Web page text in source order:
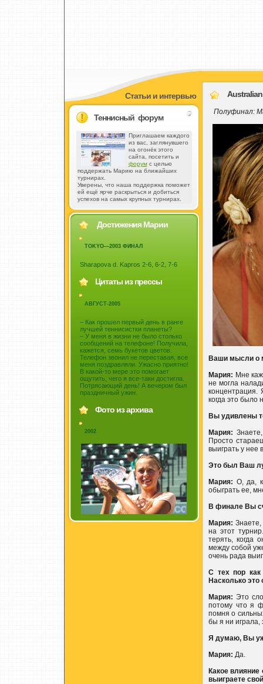
Статьи и интервью
Теннисный форум
Приглашаем каждого
из вас, заглянувшего
на огонёк этого
сайта, посетить и
форумс целью
поддержать Марию на ближайших
турнирах.
Уверены, что наша поддержка поможет
ей ещё ярче раскрыться и добиться
успехов на самых крупных турнирах.
Достижения Марии
TOKYO—2003 ФИНАЛ
Sharapova d. Kapros 2-6, 6-2, 7-6
Цитаты из прессы
АВГУСТ-2005
– Как прошел первый день в ранге
лучшей теннисистки планеты?
– У меня в жизни не было столько
сообщений на телефоне! Получила,
кажется, семь букетов цветов.
Телефон звонил не переставая, все
меня поздравляли. Ужасно приятно!
В какой-то мере это помогает
ощутить, чего я все-таки достигла.
Потрясающий день! А вечером был
праздничный ужин.
Фото из архива
2002
Australian
Полуфинал:
Ваши мысли о
Мария: Мне
не могла
когда это было
Вы удивлены
Мария:
Просто
выиграть у нее
Это был Ваш
Мария: О, да,
обыграть ее,
В финале Вы
Мария:
на этот
терять, когда
между собой
очень рада
С тех пор
Насколько это
Мария: Это
потому что я
помня о
бы я ни
Я думаю, Вы
Мария: Да.
Какое влияние
выиграете